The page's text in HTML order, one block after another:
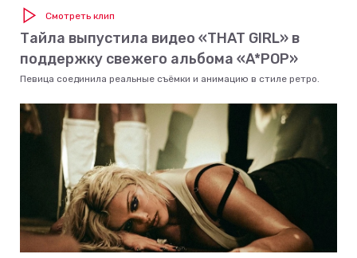
Смотреть клип
Тайла выпустила видео «THAT GIRL» в
поддержку свежего альбома «A*POP»
Певица соединила реальные съёмки и анимацию в стиле ретро.